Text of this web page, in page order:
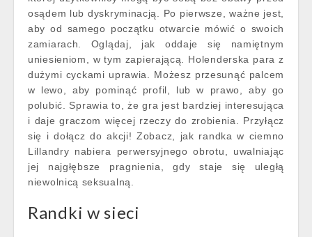
osądem lub dyskryminacją. Po pierwsze, ważne jest,
aby od samego początku otwarcie mówić o swoich
zamiarach. Oglądaj, jak oddaje się namiętnym
uniesieniom, w tym zapierającą. Holenderska para z
dużymi cyckami uprawia. Możesz przesunąć palcem
w lewo, aby pominąć profil, lub w prawo, aby go
polubić. Sprawia to, że gra jest bardziej interesująca
i daje graczom więcej rzeczy do zrobienia. Przyłącz
się i dołącz do akcji! Zobacz, jak randka w ciemno
Lillandry nabiera perwersyjnego obrotu, uwalniając
jej najgłębsze pragnienia, gdy staje się uległą
niewolnicą seksualną.
Randki w sieci